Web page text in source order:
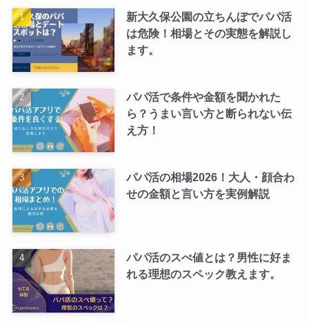
新大久保公園の立ちんぼでパパ活
は危険！相場とその実態を解説し
ます。
パパ活で条件や金額を聞かれた
ら？うまい言い方と断られない伝
え方！
パパ活の相場2026！大人・顔合わ
せの金額と言い方を実例解説
パパ活のスぺ値とは？男性に好ま
れる理想のスペック教えます。